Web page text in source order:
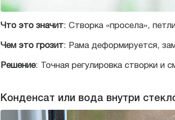
Что это значит: Створка «просела»,
Чем это грозит: Рама деформируется,
Решение: Точная регулировка створки и
Конденсат или вода внутри